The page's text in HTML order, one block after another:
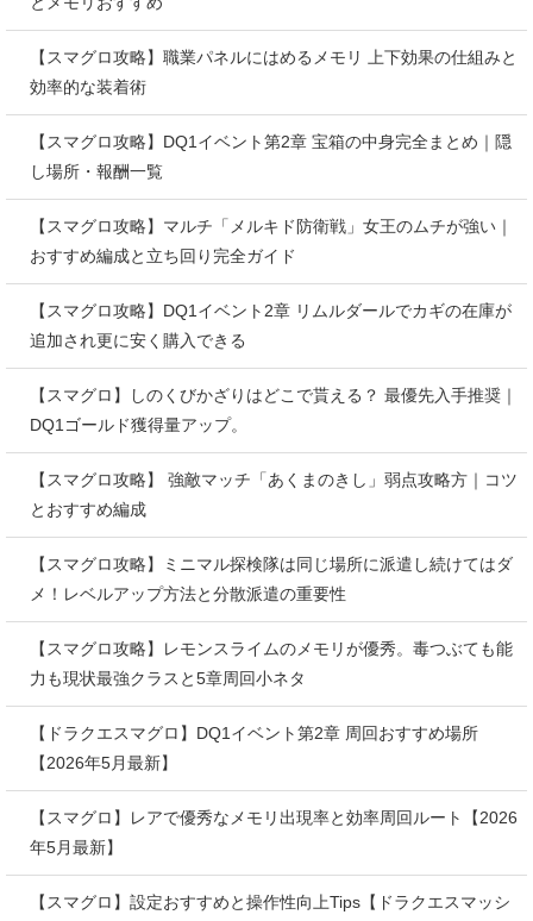
【スマグロ攻略】職業パネルにはめるメモリ 上下効果の仕組みと
効率的な装着術
【スマグロ攻略】DQ1イベント第2章 宝箱の中身完全まとめ｜隠
し場所・報酬一覧
【スマグロ攻略】マルチ「メルキド防衛戦」女王のムチが強い｜
おすすめ編成と立ち回り完全ガイド
【スマグロ攻略】DQ1イベント2章 リムルダールでカギの在庫が
追加され更に安く購入できる
【スマグロ】しのくびかざりはどこで貰える？ 最優先入手推奨｜
DQ1ゴールド獲得量アップ。
【スマグロ攻略】 強敵マッチ「あくまのきし」弱点攻略方｜コツ
とおすすめ編成
【スマグロ攻略】ミニマル探検隊は同じ場所に派遣し続けてはダ
メ！レベルアップ方法と分散派遣の重要性
【スマグロ攻略】レモンスライムのメモリが優秀。毒つぶても能
力も現状最強クラスと5章周回小ネタ
【ドラクエスマグロ】DQ1イベント第2章 周回おすすめ場所
【2026年5月最新】
【スマグロ】レアで優秀なメモリ出現率と効率周回ルート【2026
年5月最新】
【スマグロ】設定おすすめと操作性向上Tips【ドラクエスマッシ